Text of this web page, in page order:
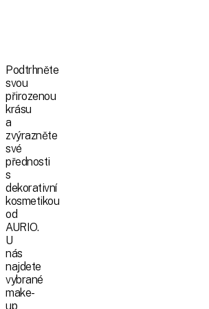
Podtrhněte
svou
přirozenou
krásu
a
zvýrazněte
své
přednosti
s
dekorativní
kosmetikou
od
AURIO.
U
nás
najdete
vybrané
make-
up